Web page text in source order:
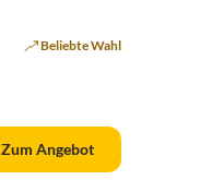
Beliebte Wahl
Zum Angebot